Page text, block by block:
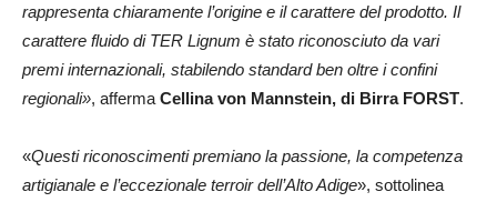
rappresenta chiaramente l’origine e il carattere del prodotto. Il
carattere fluido di TER Lignum è stato riconosciuto da vari
premi internazionali, stabilendo standard ben oltre i confini
regionali», afferma Cellina von Mannstein, di Birra FORST.
«Questi riconoscimenti premiano la passione, la competenza
artigianale e l’eccezionale terroir dell’Alto Adige», sottolinea